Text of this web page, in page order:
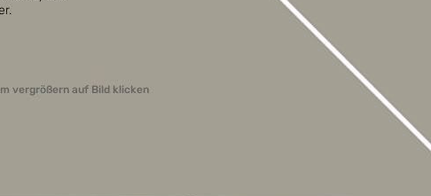
vergrößern auf Bild klicken